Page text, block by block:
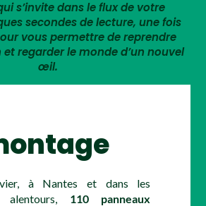
s’invite dans le flux de votre
secondes de lecture, une fois
vous permettre de reprendre
regarder le monde d’un nouvel
œil.
à Nantes et dans les
alentours, 110 panneaux